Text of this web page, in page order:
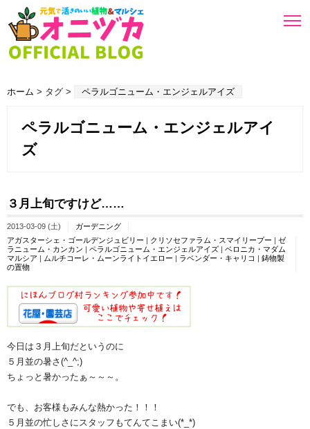
ホーム > タグ > ペラルゴニューム・エンジェルアイズ
ペラルゴニューム・エンジェルアイ
ズ
３月上旬ですけど……
2013-03-09 (土)
ガーデニング
アガスターシェ・ゴールデンジュビリー | クリソセファラム・スマイリープー | ゼ
ラニューム・カンカン | ペラルゴニューム・エンジェルアイズ | ベロニカ・マダム
マルシア | ムルチコーレ・ムーンライトイエロー | ラベンダー・キャリコ | 鋳物製
の置物
今日は３月上旬だというのに
５月並の暑さ(^_^;)
ちょっと暑かったぁ～～～。
でも、お客様もみんな熱かった！！！
５月並の忙しさにスタッフもてんてこまい(*_*)